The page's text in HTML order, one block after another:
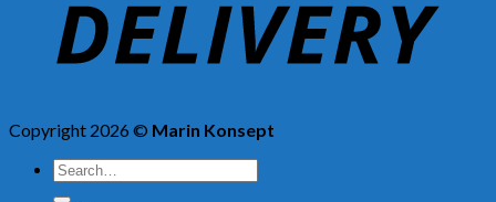
Copyright 2026 © Marin Konsept
Search
for: